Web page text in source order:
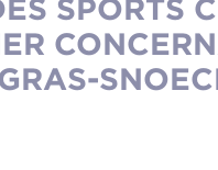
SPORTS